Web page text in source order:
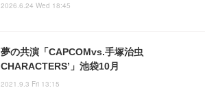
2026.6.24 Wed 18:45
夢の共演「CAPCOMvs.手塚治虫
CHARACTERS’」池袋10月
2021.9.3 Fri 13:15